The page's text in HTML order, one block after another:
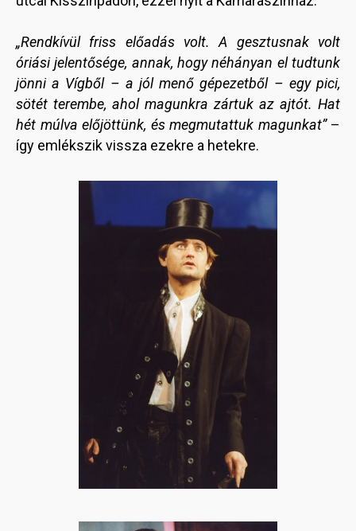
„Rendkívül friss előadás volt. A gesztusnak volt
óriási jelentősége, annak, hogy néhányan el tudtunk
jönni a Vígből – a jól menő gépezetből – egy pici,
sötét terembe, ahol magunkra zártuk az ajtót. Hat
hét múlva előjöttünk, és megmutattuk magunkat”–
így emlékszik vissza ezekre a hetekre.